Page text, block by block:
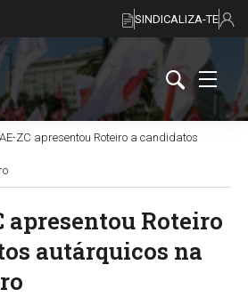
SINDICALIZA-TE
ZC apresentou Roteiro a candidatos
apresentou Roteiro
autárquicos na